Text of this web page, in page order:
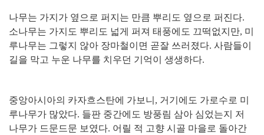
나무는 가지가 옆으로 퍼지는 만큼 뿌리도 옆으로 퍼진다.
소나무는 가지도 뿌리도 넓게 퍼져 태풍에도 끄떡없지만, 미
루나무는 그렇지 않아 장마철이면 곧잘 쓰러졌다. 사람들이
길을 막고 누운 나무를 치우던 기억이 생생하다.
중앙아시아의 카자흐스탄에 가보니 , 거기에도 가로수로 미
루나무가 많았다. 들판 중간에도 방풍림 삼아 심었는지 저
나무가 드문드문 보였다. 어릴 적 고향 시골 마을로 돌아간